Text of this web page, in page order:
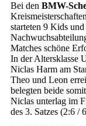
Bei den BMW-
starteten 9 Kids
Matches schöne
In der Altersklasse
Niclas Harm am
Theo und Leon
belegten beide
Niclas unterlag im
des 3. Satzes (2:6 /